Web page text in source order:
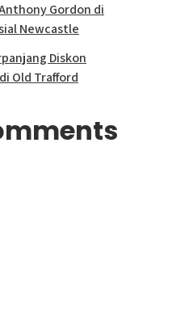
Gordon di
Newcastle
Diskon
Old Trafford